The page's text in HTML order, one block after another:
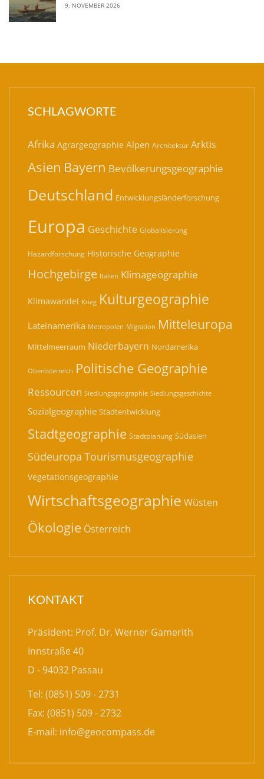
9. NOVEMBER 2026
SCHLAGWORTE
Afrika Agrargeographie Alpen Architektur Arktis
Asien Bayern Bevölkerungsgeographie
Deutschland Entwicklungsländerforschung
Europa Geschichte Globalisierung
Hazardforschung Historische Geographie
Hochgebirge Italien Klimageographie
Klimawandel Krieg Kulturgeographie
Lateinamerika Metropolen Migration Mitteleuropa
Mittelmeerraum Niederbayern Nordamerika
Oberösterreich Politische Geographie
Ressourcen Siedlungsgeographie Siedlungsgeschichte
Sozialgeographie Stadtentwicklung
Stadtgeographie Stadtplanung Südasien
Südeuropa Tourismusgeographie
Vegetationsgeographie
Wirtschaftsgeographie Wüsten
Ökologie Österreich
KONTAKT
Präsident: Prof. Dr. Werner Gamerith
Innstraße 40
D - 94032 Passau
Tel: (0851) 509 - 2731
Fax: (0851) 509 - 2732
E-mail: info@geocompass.de